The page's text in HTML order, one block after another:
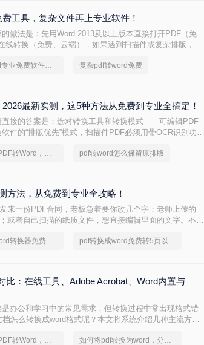
工具，复杂文件再上专业软件！
做法是：先用Word 2013及以上版本直接打开PDF（免
线转换（免费、云端），如果遇到扫描件或复杂排版，最
pDF转WOrd专业免费软件下载 复杂pdf转word免费
最新实测，这5种方法从免费到专业全搞定！
直接的答案是：选对转换工具和转换模式——可编辑PDF
件的“排版优先”模式，扫描件PDF必须用带OCR识别功能
一分钟搞定PDF转Word，这2种简单方法，任意选择 pdf转word怎么保留原排版
方法，从免费到专业全攻略！
一份PDF合同，老板急着要你改几个字；老师上传的
或者自己扫描的纸质文件，想直接编辑里面的文字。不管
pdf转换成word转换器免费转5页 pdf转换成word免费转5页以上的
比：在线工具、Adobe Acrobat、Word内置与
办公和学习中的常见需求，但转换过程中常出现格式错
怎么转换成word格式呢？本文将系统介绍几种主流方
一分钟搞定PDF转Word，这2种简单方法，任意选择 如何将pdf转换为word，分享一种简单的方法